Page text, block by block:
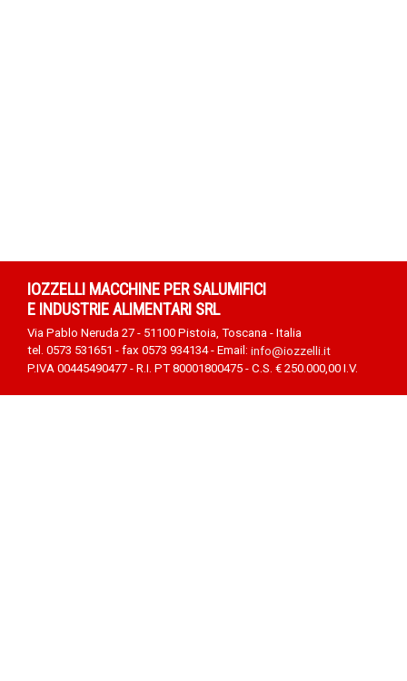
IOZZELLI MACCHINE PER SALUMIFICI
E INDUSTRIE ALIMENTARI SRL
Via Pablo Neruda 27 - 51100 Pistoia, Toscana - Italia
tel. 0573 531651 - fax 0573 934134 - Email: info@iozzelli.it
P.IVA 00445490477 - R.I. PT 80001800475 - C.S. € 250.000,00 I.V.